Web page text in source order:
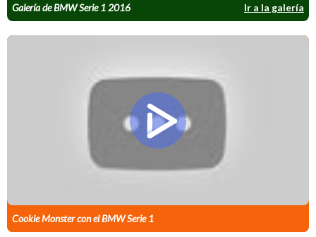
Galería de BMW Serie 1 2016 Ir a la galería
Cookie Monster con el BMW Serie 1